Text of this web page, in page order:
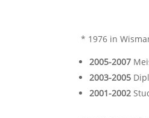
* 1976 in
2005-2007
2003-2005
2001-2002